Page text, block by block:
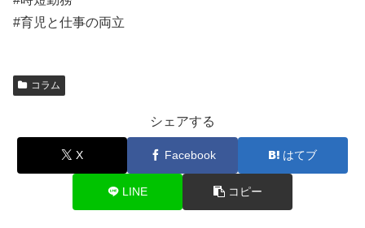
#育児と仕事の両立
コラム
シェアする
X Facebook はてブ
LINE コピー